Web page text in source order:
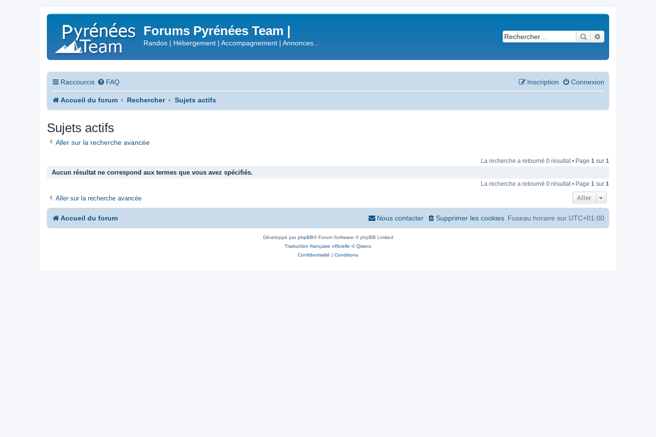
Forums Pyrénées Team |
Randos | Hébergement | Accompagnement | Annonces...
Rechercher
Raccourcis FAQ Connexion
Inscription
Accueil du forum Rechercher Sujets actifs
Sujets actifs
Aller sur la recherche avancée
La recherche a retourné 0 résultat • Page 1 sur 1
Aucun résultat ne correspond aux termes que vous avez spécifiés.
La recherche a retourné 0 résultat • Page 1 sur 1
Aller sur la recherche avancée Aller
Accueil du forum Fuseau horaire sur UTC+01:00
Supprimer les cookies
Nous contacter
Développé parphpBB® Forum Software © phpBB Limited
Traduction française officielle ©Qiaeru
Confidentialité | Conditions